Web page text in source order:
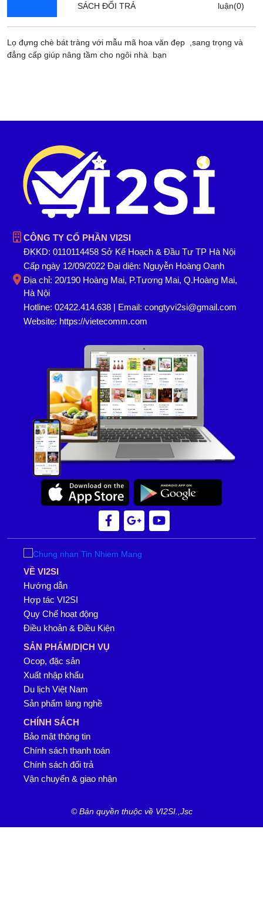
SÁCH ĐỔI TRẢ
luận(0)
Lọ đựng chè bát tràng với mẫu mã hoa văn đẹp ,sang trọng và
đẳng cấp giúp nâng tầm cho ngôi nhà bạn
CÔNG TY CỔ PHẦN VI2SI
ĐKKD: 0110114458 Sở Kế Hoạch & Đầu Tư TP Hà Nội
Cấp ngày 12/09/2022 Đại diện: Nguyễn Hoàng Oanh
Địa chỉ: 20/190 Hoàng Mai, P.Tương Mai, Q.Hoàng Mai,
Hà Nội
Hotline: 02422.414.638 | Email: congtyvi2si@gmail.com
Website: https://vietecomm.com
VỀ VI2SI
Hướng dẫn
Hợp tác VI2SI
Quy Chế hoạt động
Điều khoản & Điều Kiện
SẢN PHẨM/DỊCH VỤ
Ocop, đặc sản
Xuất nhập khẩu
Du lịch Việt Nam
Sản phẩm làng nghề
CHÍNH SÁCH
Bảo mật thông tin
Chính sách thanh toán
Chính sách đổi trả
Vận chuyển & giao nhận
© Bản quyền thuộc về VI2SI.,Jsc